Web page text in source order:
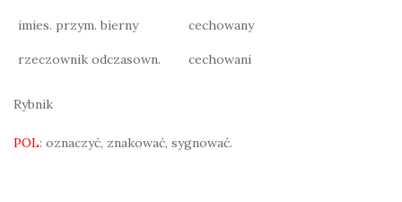
imies. przym. bierny cechowany
rzeczownik odczasown. cechowani
Rybnik
POL: oznaczyć, znakować, sygnować.